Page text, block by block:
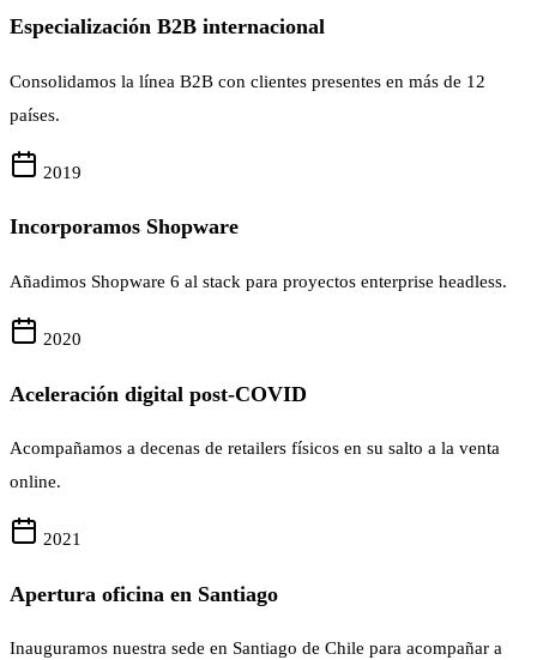
Especialización B2B internacional
Consolidamos la línea B2B con clientes presentes en más de 12
países.
2019
Incorporamos Shopware
Añadimos Shopware 6 al stack para proyectos enterprise headless.
2020
Aceleración digital post-COVID
Acompañamos a decenas de retailers físicos en su salto a la venta
online.
2021
Apertura oficina en Santiago
Inauguramos nuestra sede en Santiago de Chile para acompañar a